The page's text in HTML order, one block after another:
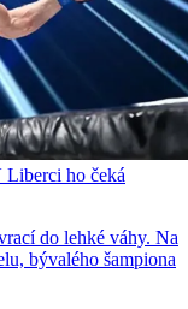
Liberci ho čeká
do lehké váhy. Na
bývalého šampiona